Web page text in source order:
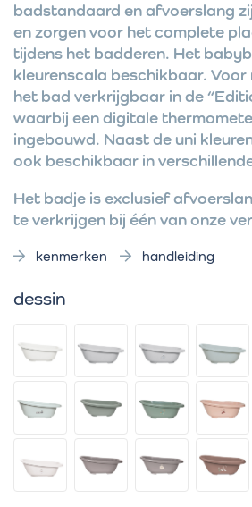
badstandaard en afvoerslang
en zorgen voor het complete
tijdens het badderen. Het
kleurenscala beschikbaar. Voor
het bad verkrijgbaar in de
waarbij een digitale
ingebouwd. Naast de uni
ook beschikbaar in
Het badje is exclusief
te verkrijgen bij één van onze
kenmerken handleiding
dessin